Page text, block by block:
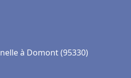
à Domont (95330)